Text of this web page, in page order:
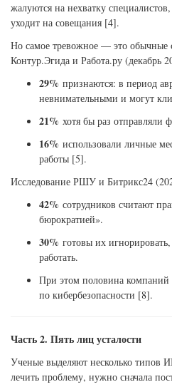
жалуются на нехватку
уходит на совещания [4].
Но самое тревожное — это обычные
Контур.Эгида и Работа.ру (декабрь
29% признаются: в период
невнимательными и могут
21% хотя бы раз отправляли
16% использовали личные
работы [5].
Исследование РШУ и Битрикс24
42% сотрудников считают
бюрократией».
30% готовы их
работать.
При этом половина компаний
по кибербезопасности [8].
Часть 2. Пять лиц усталости
Ученые выделяют несколько типов
лечить проблему, нужно сначала